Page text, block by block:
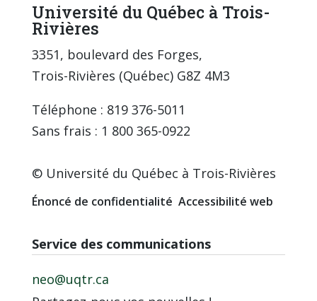
Université du Québec à Trois-
Rivières
3351, boulevard des Forges,
Trois-Rivières (Québec) G8Z 4M3
Téléphone : 819 376-5011
Sans frais : 1 800 365-0922
© Université du Québec à Trois-Rivières
Énoncé de confidentialité Accessibilité web
Service des communications
neo@uqtr.ca